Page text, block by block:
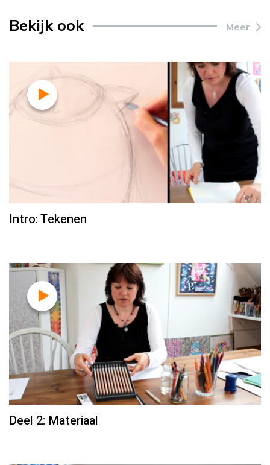
Bekijk ook Meer
Intro: Tekenen
Deel 2: Materiaal